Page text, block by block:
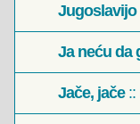
Jugoslavijo
Ja neću da
Jače, jače::